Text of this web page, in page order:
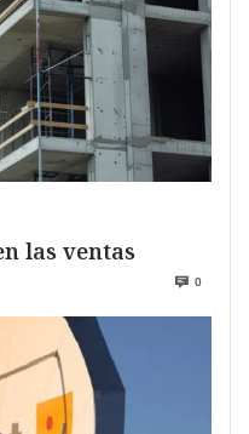
las ventas
0